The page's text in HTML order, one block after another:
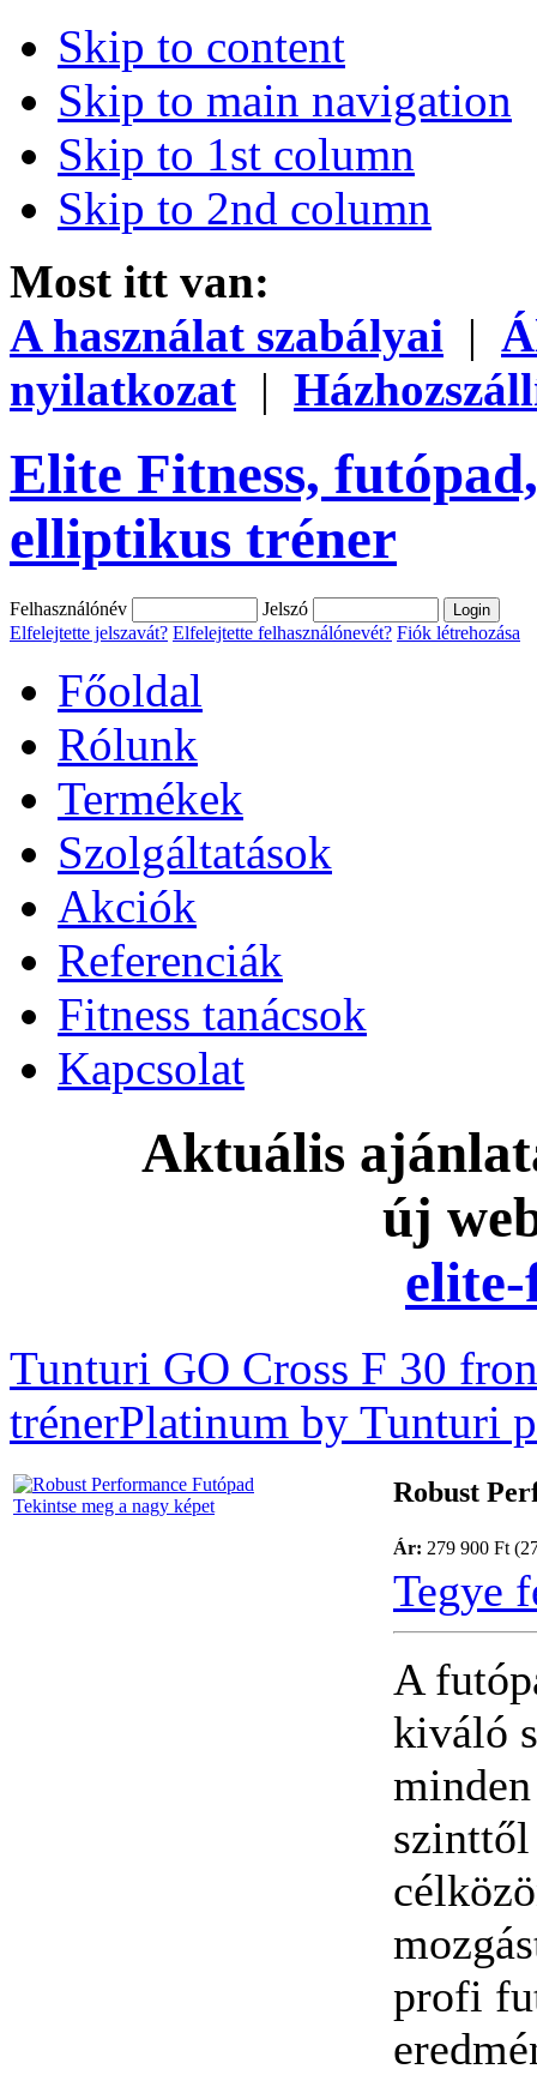
Skip to content
Skip to main navigation
Skip to 1st column
Skip to 2nd column
Most itt van:
A használat szabályai |
nyilatkozat |
Elite Fitness,
elliptikus tréner
Felhasználónév
Jelszó
Elfelejtette jelszavát? Elfelejtette felhasználónevét? Fiók létrehozása
Főoldal
Rólunk
Termékek
Szolgáltatások
Akciók
Referenciák
Fitness tanácsok
Kapcsolat
Aktuális
új
Tunturi GO Cross F 30
trénerPlatinum by Tunturi
Tekintse meg a nagy képet Robust
Ár: 279 900 Ft
Tegye
A
kiváló
szinttől
profi